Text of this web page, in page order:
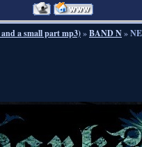
a small part mp3)»BAND N»